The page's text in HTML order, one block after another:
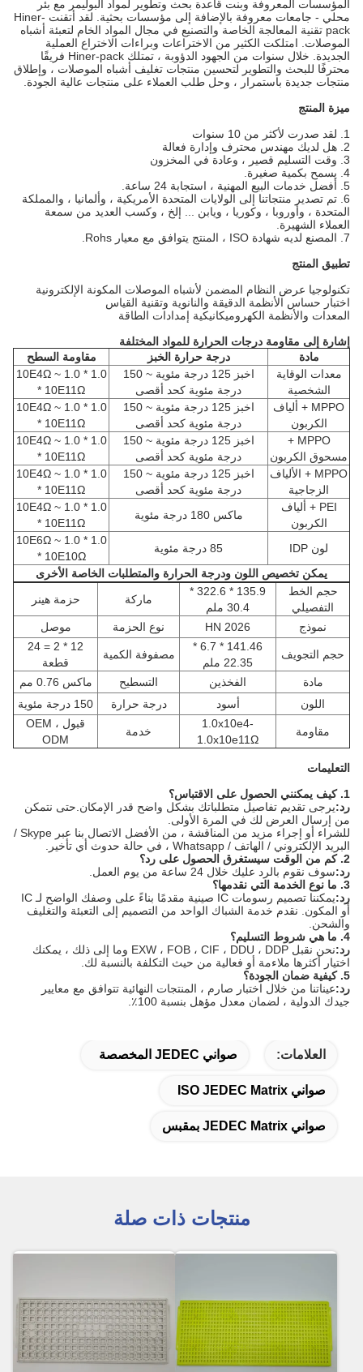
المؤسسات المعروفة وبنت قاعدة بحث وتطوير لمواد البوليمر مع بئر
محلي - جامعات معروفة بالإضافة إلى مؤسسات بحثية. لقد أتقنت Hiner-
pack تقنية المعالجة الخاصة والتصنيع في مجال المواد الخام لتعبئة أشباه
الموصلات. امتلكت الكثير من الاختراعات وبراءات الاختراع العملية
الجديدة. خلال سنوات من الجهود الدؤوبة ، تمتلك Hiner-pack فريقًا
محترفًا للبحث والتطوير لتحسين منتجات تغليف أشباه الموصلات ، وإطلاق
منتجات جديدة باستمرار ، وحل طلب العملاء على منتجات عالية الجودة.
ميزة المنتج
4. يسمح بكمية صغيرة.
5. أفضل خدمات البيع المهنية ، استجابة 24 ساعة.
6. تم تصدير منتجاتنا إلى الولايات المتحدة الأمريكية ، وألمانيا ، والمملكة
المتحدة ، وأوروبا ، وكوريا ، ويابن ... إلخ ، وكسب العديد من سمعة
العملاء الشهيرة.
تطبيق المنتج
تكنولوجيا عرض النظام المضمن لأشباه الموصلات المكونة الإلكترونية
اختبار حساس الأنظمة الدقيقة والنانوية وتقنية القياس
المعدات والأنظمة الكهروميكانيكية إمدادات الطاقة
إشارة إلى مقاومة درجات الحرارة للمواد المختلفة
مادة
درجة حرارة الخبز
مقاومة السطح
معدات الوقاية
الشخصية
اخبز 125 درجة مئوية ~ 150
درجة مئوية كحد أقصى
1.0 * 10E4Ω ~ 1.0
* 10E11Ω
MPPO + ألياف
الكربون
اخبز 125 درجة مئوية ~ 150
درجة مئوية كحد أقصى
1.0 * 10E4Ω ~ 1.0
* 10E11Ω
MPPO +
مسحوق الكربون
اخبز 125 درجة مئوية ~ 150
درجة مئوية كحد أقصى
1.0 * 10E4Ω ~ 1.0
* 10E11Ω
MPPO + الألياف
الزجاجية
اخبز 125 درجة مئوية ~ 150
درجة مئوية كحد أقصى
1.0 * 10E4Ω ~ 1.0
* 10E11Ω
PEI + ألياف
الكربون
ماكس 180 درجة مئوية
1.0 * 10E4Ω ~ 1.0
* 10E11Ω
لون IDP
85 درجة مئوية
1.0 * 10E6Ω ~ 1.0
* 10E10Ω
يمكن تخصيص اللون ودرجة الحرارة والمتطلبات الخاصة الأخرى
حجم الخط
التفصيلي
135.9 * 322.6 *
30.4 ملم
ماركة حزمة هينر
نموذج HN 2026 نوع الحزمة موصل
حجم التجويف
141.46 * 6.7 *
22.35 ملم
مصفوفة الكمية
12 * 2 = 24
قطعة
مادة
الفخذين التسطيح
ماكس 0.76 مم
اللون
أسود درجة حرارة 150 درجة مئوية
مقاومة
1.0x10e4-
1.0x10e11Ω
خدمة
قبول OEM ،
ODM
التعليمات
1. كيف يمكنني الحصول على الاقتباس؟
رد:يرجى تقديم تفاصيل متطلباتك بشكل واضح قدر الإمكان.حتى نتمكن
من إرسال العرض لك في المرة الأولى.
للشراء أو إجراء مزيد من المناقشة ، من الأفضل الاتصال بنا عبر Skype /
البريد الإلكتروني / الهاتف / Whatsapp ، في حالة حدوث أي تأخير.
2. كم من الوقت سيستغرق الحصول على رد؟
رد:سوف نقوم بالرد عليك خلال 24 ساعة من يوم العمل.
3. ما نوع الخدمة التي نقدمها؟
رد:
يمكننا تصميم رسومات IC صينية مقدمًا بناءً على وصفك الواضح لـ IC
أو المكون. نقدم خدمة الشباك الواحد من التصميم إلى التعبئة والتغليف
والشحن.
4. ما هي شروط التسليم؟
رد:نحن نقبل EXW ، FOB ، CIF ، DDU ، DDPوما إلى ذلك ، يمكنك
اختيار أكثرها ملاءمة أو فعالية من حيث التكلفة بالنسبة لك.
5. كيفية ضمان الجودة؟
رد:عيناتنا من خلال اختبار صارم ، المنتجات النهائية تتوافق مع معايير
جيدك الدولية ، لضمان معدل مؤهل بنسبة 100٪.
العلامات: صواني JEDEC المخصصة
صواني ISO JEDEC Matrix
صواني JEDEC Matrix بمقبس
منتجات ذات صلة